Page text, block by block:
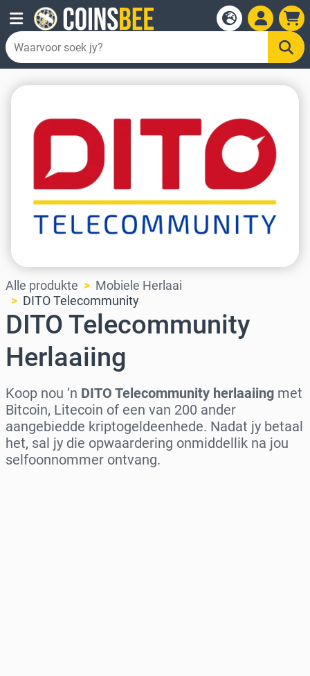
Alle produkte
Mobiele Herlaai
DITO Telecommunity
DITO Telecommunity
Herlaaiing
Koop nou ’n DITO Telecommunity herlaaiing met
Bitcoin, Litecoin of een van 200 ander
aangebiedde kriptogeldeenhede. Nadat jy betaal
het, sal jy die opwaardering onmiddellik na jou
selfoonnommer ontvang.